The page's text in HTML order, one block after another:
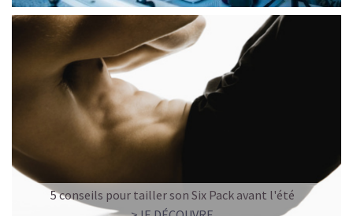
5 conseils pour tailler son Six Pack avant l'été